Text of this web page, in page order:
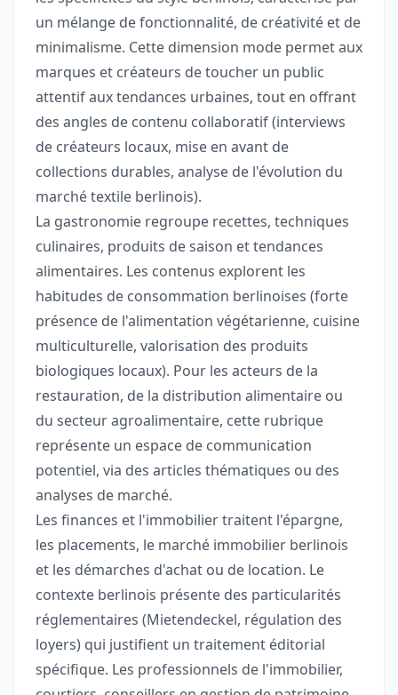
un mélange de fonctionnalité, de créativité et de
minimalisme. Cette dimension mode permet aux
marques et créateurs de toucher un public
attentif aux tendances urbaines, tout en offrant
des angles de contenu collaboratif (interviews
de créateurs locaux, mise en avant de
collections durables, analyse de l'évolution du
marché textile berlinois).
La gastronomie regroupe recettes, techniques
culinaires, produits de saison et tendances
alimentaires. Les contenus explorent les
habitudes de consommation berlinoises (forte
présence de l'alimentation végétarienne, cuisine
multiculturelle, valorisation des produits
biologiques locaux). Pour les acteurs de la
restauration, de la distribution alimentaire ou
du secteur agroalimentaire, cette rubrique
représente un espace de communication
potentiel, via des articles thématiques ou des
analyses de marché.
Les finances et l'immobilier traitent l'épargne,
les placements, le marché immobilier berlinois
et les démarches d'achat ou de location. Le
contexte berlinois présente des particularités
réglementaires (Mietendeckel, régulation des
loyers) qui justifient un traitement éditorial
spécifique. Les professionnels de l'immobilier,